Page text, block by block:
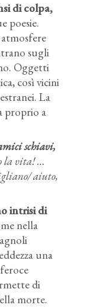
di colpa,
poesie.
atmosfere
sugli
Oggetti
così vicini
La
proprio a
schiavi,
la vita! …
aiuto,
intrisi di
nella
una
di
morte.